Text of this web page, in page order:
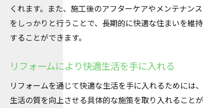
くれます。また、施工後のアフターケアやメンテナンス
をしっかりと行うことで、長期的に快適な住まいを維持
することができます。
リフォームにより快適生活を手に入れる
リフォームを通じて快適な生活を手に入れるためには、
生活の質を向上させる具体的な施策を取り入れることが